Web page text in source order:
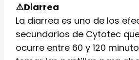
⚠️Diarrea
La diarrea es uno de los
secundarios de Cytotec
ocurre entre 60 y 120